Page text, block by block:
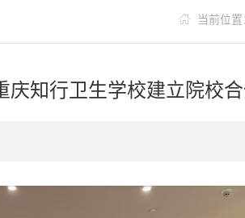
 当前位置
庆知行卫生学校建立院校